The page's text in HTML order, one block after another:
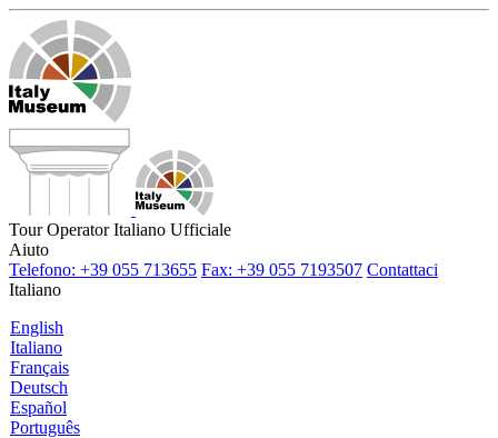
Tour Operator Italiano Ufficiale
Aiuto
Telefono: +39 055 713655 Fax: +39 055 7193507 Contattaci
Italiano
English
Italiano
Français
Deutsch
Español
Português